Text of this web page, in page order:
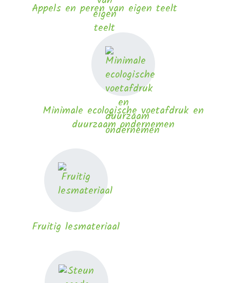
Appels en peren van eigen teelt
Minimale ecologische voetafdruk en
duurzaam ondernemen
Fruitig lesmateriaal